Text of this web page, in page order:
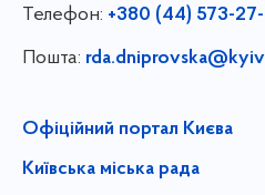
Телефон: +380 (44) 573-
Пошта:
Офіційний портал Києва
Київська міська рада